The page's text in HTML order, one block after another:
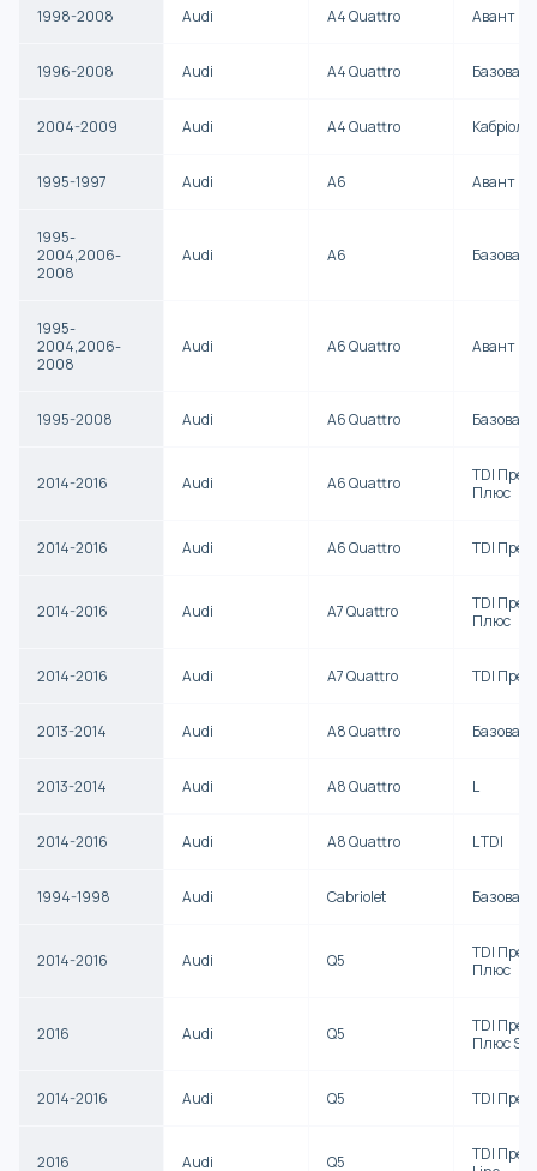
1998-2008 Audi A4 Quattro Авант
1996-2008 Audi A4 Quattro Базова
2004-2009 Audi A4 Quattro
1995-1997 Audi A6 Авант
1995-
2004,2006-
2008
Audi A6 Базова
1995-
2004,2006-
2008
Audi A6 Quattro Авант
1995-2008 Audi A6 Quattro Базова
2014-2016 Audi A6 Quattro
TDI
Плюс
2014-2016 Audi A6 Quattro TDI
2014-2016 Audi A7 Quattro
TDI
Плюс
2014-2016 Audi A7 Quattro TDI
2013-2014 Audi A8 Quattro Базова
2013-2014 Audi A8 Quattro L
2014-2016 Audi A8 Quattro L TDI
1994-1998 Audi Cabriolet Базова
2014-2016 Audi Q5
TDI
Плюс
2016 Audi Q5
TDI
Плюс S-
2014-2016 Audi Q5 TDI
2016 Audi Q5
TDI